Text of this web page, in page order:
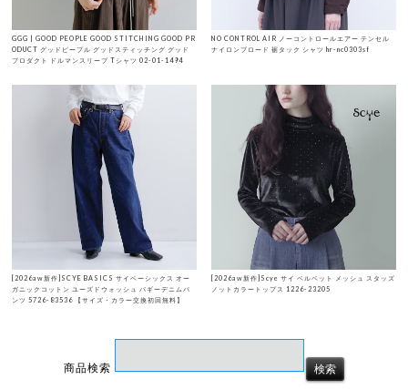
GGG | GOOD PEOPLE GOOD STITCHING GOOD PR
ODUCT グッドピープル グッドスティッチング グッド
プロダクト ドルマンスリーブ Tシャツ 02-01-1494
NO CONTROL AIR ノーコントロールエアー テンセル
ナイロンブロード 裾タック シャツ hr-nc0303sf
[2026aw新作]SCYE BASICS サイベーシックス オー
ガニックコットン ユーズドウォッシュ バギーデニムパ
ンツ 5726-83536 【サイズ・カラー交換初回無料】
[2026aw新作]Scye サイ ベルベット メッシュ スタッズ
ノットカラートップス 1226-23205
商品検索